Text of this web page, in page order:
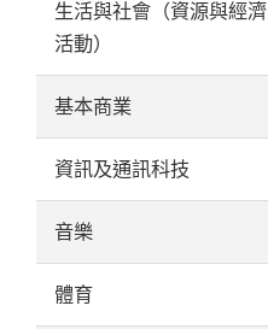
生活與社會（資源與經濟
活動）
基本商業
資訊及通訊科技
音樂
體育